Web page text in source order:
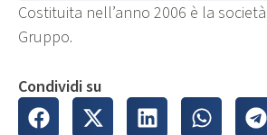
Costituita nell’anno 2006 è la
Gruppo.
Condividi su